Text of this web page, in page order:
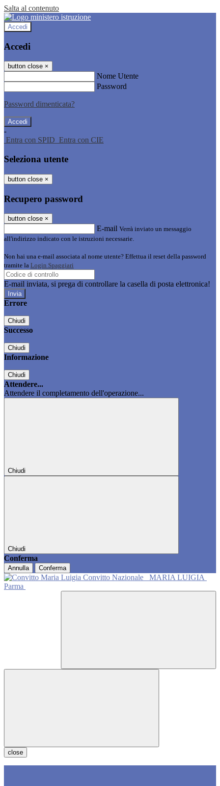
Salta al contenuto
Accedi
Accedi
button close ×
Nome Utente
Password
Password dimenticata?
-
Entra con SPID Entra con CIE
Seleziona utente
button close ×
Recupero password
button close ×
E-mail Verrà inviato un messaggio
all'indirizzo indicato con le istruzioni necessarie.
Non hai una e-mail associata al nome utente? Effettua il reset della password
tramite la Login Spaggiari
E-mail inviata, si prega di controllare la casella di posta elettronica!
Errore
Chiudi
Successo
Chiudi
Informazione
Chiudi
Attendere...
Attendere il completamento dell'operazione...
Chiudi
Chiudi
Conferma
Annulla Conferma
Convitto Nazionale
MARIA LUIGIA
Parma
close